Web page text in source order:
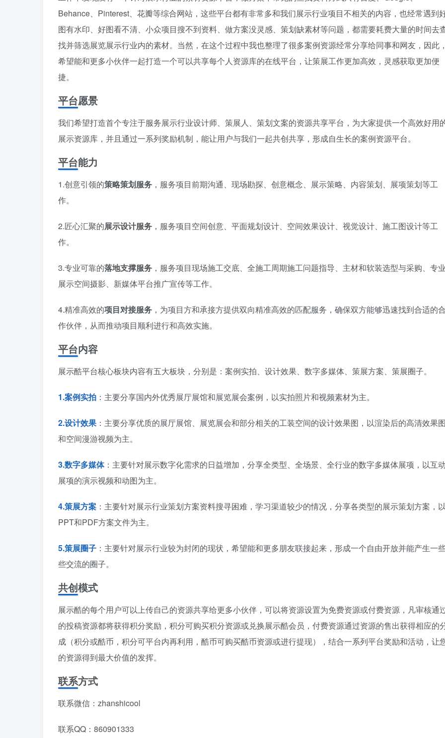
Behance、Pinterest、花瓣等综合网站，这些平台都有非常多和我们展示行业项目不相关的内容，也经常遇到
图有水印、好图看不清、小众项目搜不到资料、做方案没灵感、策划缺素材等问题，都需要耗费大量的时间去
找并筛选展览展示行业内的素材。当然，在这个过程中我也整理了很多案例资源经常分享给同事和网友，因此
希望能和更多小伙伴一起打造一个可以共享每个人资源库的在线平台，让策展工作更加高效，灵感获取更加便
捷。
平台愿景
我们希望打造首个专注于服务展示行业设计师、策展人、策划文案的资源共享平台，为大家提供一个高效好用
展示资源库，并且通过一系列奖励机制，能让用户与我们一起共创共享，形成自生长的案例资源平台。
平台能力
1.创意引领的策略策划服务 ，服务项目前期沟通、现场勘探、创意概念、展示策略、内容策划、展项策划等工
作。
2.匠心汇聚的展示设计服务 ，服务项目空间创意、平面规划设计、空间效果设计、视觉设计、施工图设计等工
作。
3.专业可靠的落地支撑服务 ，服务项目现场施工交底、全施工周期施工问题指导、主材和软装选型与采购、专
展示空间摄影、新媒体平台推广宣传等工作。
4.精准高效的项目对接服务 ，为项目方和承接方提供双向精准高效的匹配服务，确保双方能够迅速找到合适的
作伙伴，从而推动项目顺利进行和高效实施。
平台内容
展示酷平台核心板块内容有五大板块，分别是：案例实拍、设计效果、数字多媒体、策展方案、策展圈子。
1.案例实拍 ：主要分享国内外优秀展厅展馆和展览展会案例，以实拍照片和视频素材为主。
2.设计效果 ：主要分享优质的展厅展馆、展览展会和部分相关的工装空间的设计效果图，以渲染后的高清效果
和空间漫游视频为主。
3.数字多媒体：主要针对展示数字化需求的日益增加，分享全类型、全场景、全行业的数字多媒体展项，以互
展项的演示视频和动图为主。
4.策展方案 ：主要针对展示行业策划方案资料搜寻困难，学习渠道较少的情况，分享各类型的展示策划方案，
PPT和PDF方案文件为主。
5.策展圈子 ：主要针对展示行业较为封闭的现状，希望能和更多朋友联接起来，形成一个自由开放并能产生一
些交流的圈子。
共创模式
展示酷的每个用户可以上传自己的资源共享给更多小伙伴，可以将资源设置为免费资源或付费资源，凡审核通
的投稿资源都将获得积分奖励，积分可购买积分资源或兑换展示酷会员，付费资源通过资源的售出获得相应的
成（积分或酷币，积分可平台内再利用，酷币可购买酷币资源或进行提现），结合一系列平台奖励和活动，让
的资源得到最大价值的发挥。
联系方式
联系微信：zhanshicool
联系QQ：860901333